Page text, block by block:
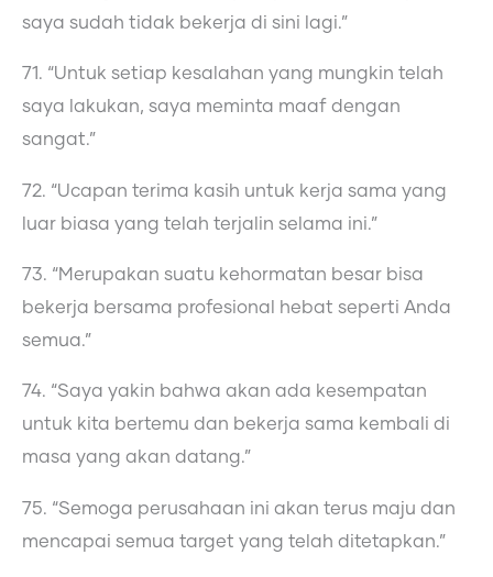
saya sudah tidak bekerja di sini lagi.”
71. “Untuk setiap kesalahan yang mungkin telah
saya lakukan, saya meminta maaf dengan
sangat.”
72. “Ucapan terima kasih untuk kerja sama yang
luar biasa yang telah terjalin selama ini.”
73. “Merupakan suatu kehormatan besar bisa
bekerja bersama profesional hebat seperti Anda
semua.”
74. “Saya yakin bahwa akan ada kesempatan
untuk kita bertemu dan bekerja sama kembali di
masa yang akan datang.”
75. “Semoga perusahaan ini akan terus maju dan
mencapai semua target yang telah ditetapkan.”